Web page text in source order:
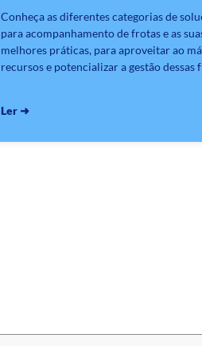
Conheça as diferentes categorias de
para acompanhamento de frotas e as
melhores práticas, para aproveitar ao
recursos e potencializar a gestão dessas
Ler ➜